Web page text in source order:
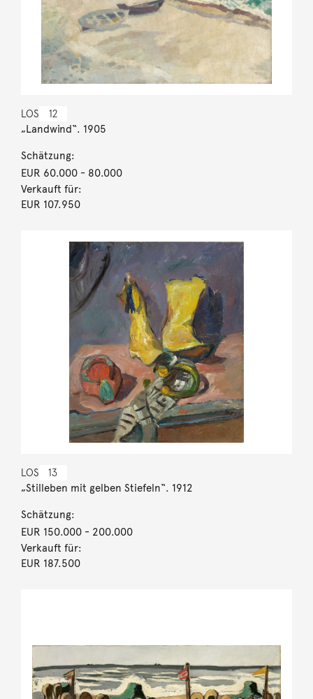
LOS 12
„Landwind“. 1905
Schätzung:
EUR 60.000- 80.000
Verkauft für:
EUR 107.950
LOS 13
„Stilleben mit gelben Stiefeln“. 1912
Schätzung:
EUR 150.000- 200.000
Verkauft für:
EUR 187.500